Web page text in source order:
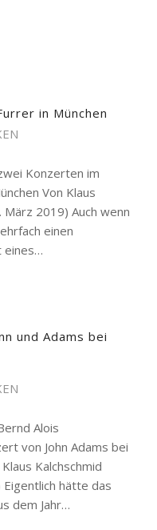
in München
Konzerten im
Von Klaus
März 2019) Auch wenn
einen
eines…
und Adams bei
Alois
von John Adams bei
Kalchschmid
hätte das
dem Jahr…